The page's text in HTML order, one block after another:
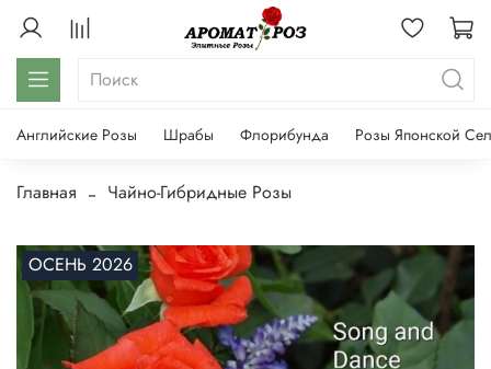
Английские Розы Шрабы Флорибунда Розы Японской
Главная Чайно-Гибридные Розы
ОСЕНЬ 2026